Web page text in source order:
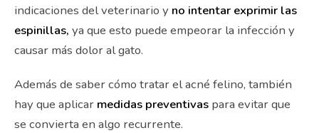
indicaciones del veterinario y no intentar exprimir las
espinillas, ya que esto puede empeorar la infección y
causar más dolor al gato.
Además de saber cómo tratar el acné felino, también
hay que aplicar medidas preventivas para evitar que
se convierta en algo recurrente.